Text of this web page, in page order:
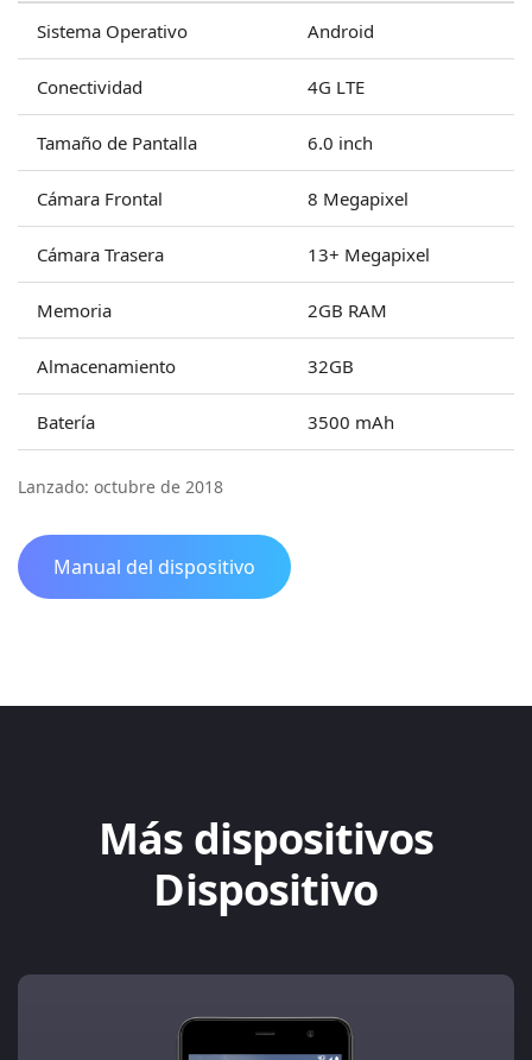
Sistema Operativo Android
Conectividad 4G LTE
Tamaño de Pantalla 6.0 inch
Cámara Frontal 8 Megapixel
Cámara Trasera 13+ Megapixel
Memoria 2GB RAM
Almacenamiento 32GB
Batería 3500 mAh
Lanzado: octubre de 2018
Manual del dispositivo
Más dispositivos
Dispositivo